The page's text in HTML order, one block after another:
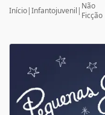
Início|Infantojuvenil | Não
Ficção